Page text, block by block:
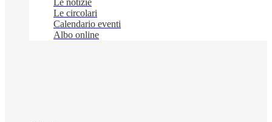
Le notizie
Le circolari
Calendario eventi
Albo online